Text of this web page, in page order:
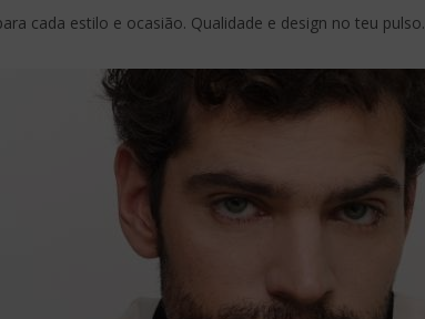
cada estilo e ocasião. Qualidade e design no teu pulso.
PARA TI